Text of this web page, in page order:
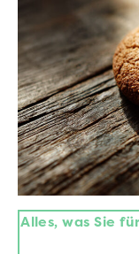
Alles, was Sie